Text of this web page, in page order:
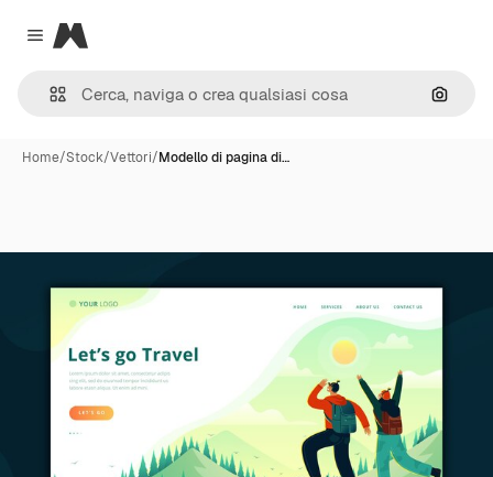
Close menu
Magnific
Cerca
Home/Stock/Vettori/Modello di pagina di…